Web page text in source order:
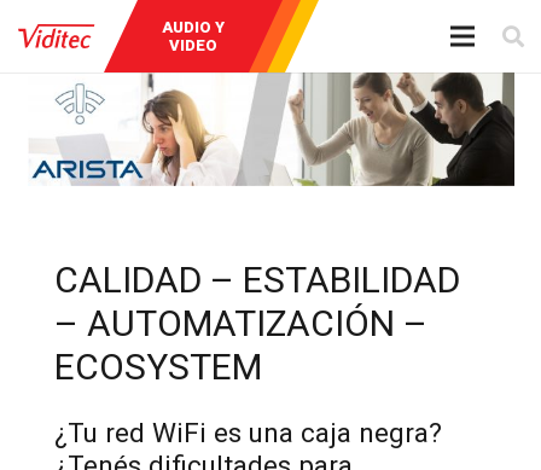
AUDIO Y
VIDEO
BROADCAST
INSTRUMENTOS
DE MEDICIÓN
CALIDAD – ESTABILIDAD
– AUTOMATIZACIÓN –
ECOSYSTEM
¿Tu red WiFi es una caja negra?